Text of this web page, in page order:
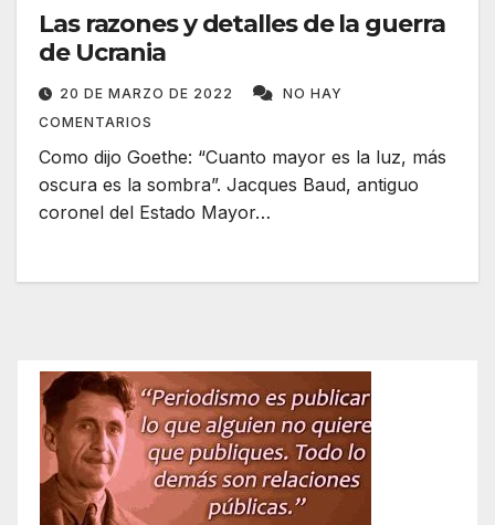
Las razones y detalles de la guerra
de Ucrania
20 DE MARZO DE 2022
NO HAY
COMENTARIOS
Como dijo Goethe: “Cuanto mayor es la luz, más
oscura es la sombra”. Jacques Baud, antiguo
coronel del Estado Mayor…